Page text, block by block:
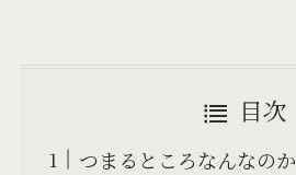
目次
つまるところなんなのか